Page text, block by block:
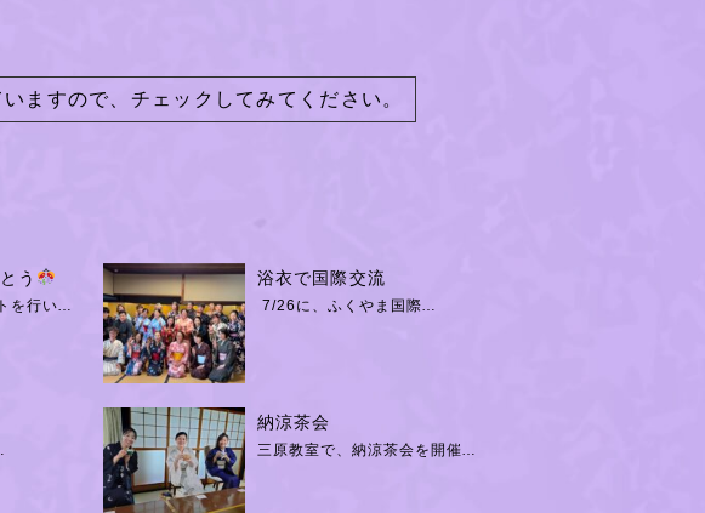
ますので、チェックしてみてください。
う
を行い…
浴衣で国際交流
7/26に、ふくやま国際…
納涼茶会
三原教室で、納涼茶会を開催…